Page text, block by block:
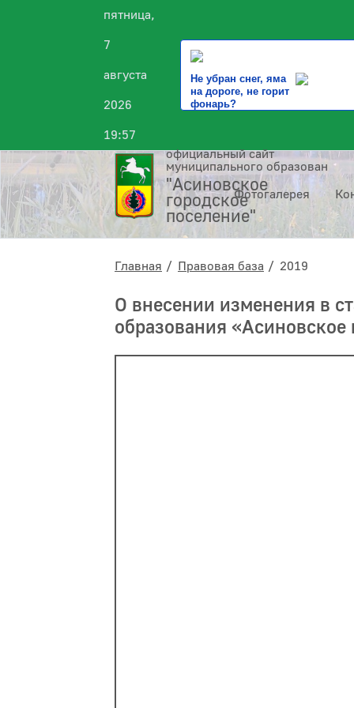
пятница,
7
августа
2026
19:57
Не убран снег, яма
на дороге, не горит
фонарь?
официальный сайт
муниципального образования
"Асиновское
городское
поселение"
Фотогалерея
Главная Правовая база 2019
О внесении изменения в
образования «Асиновское